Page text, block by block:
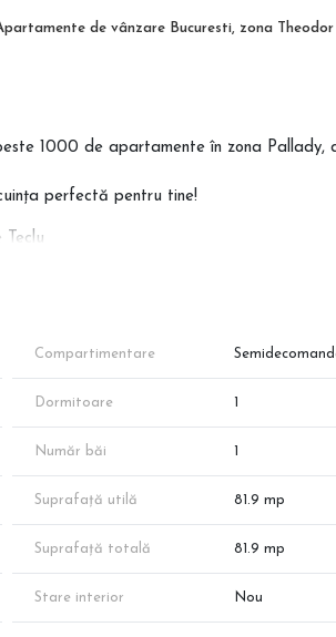
de vânzare Bucuresti, zona
1000 de apartamente în zona Pallady,
perfectă pentru tine!
Compartimentare
Dormitoare
Număr băi
Suprafață utilă 81.9 mp
Suprafață totală 81.9 mp
Stare interior Nou